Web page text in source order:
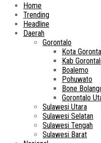
Home
Trending
Headline
Daerah
Gorontalo
Kota
Kab
Boalemo
Pohuwato
Bone
Gorontalo
Sulawesi Utara
Sulawesi Selatan
Sulawesi Tengah
Sulawesi Barat